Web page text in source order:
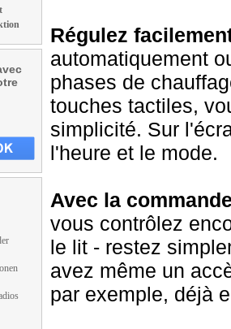
Régulez
automatiquement
phases de
touches tactiles,
simplicité. Sur
l'heure et le mode.
Avec la
vous contrôlez
le lit - restez
avez même un
par exemple, déjà